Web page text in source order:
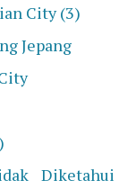
City (3)
Jepang
Diketahui